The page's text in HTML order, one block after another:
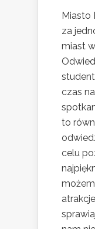
Miasto
za
miast
czas
to
celu